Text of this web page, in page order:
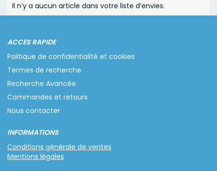
Il n’y a aucun article dans votre liste d’envies.
ACCES RAPIDE
Politique de confidentialité et cookies
Termes de recherche
Recherche Avancée
Commandes et retours
Nous contacter
INFORMATIONS
Conditions générale de ventes
Mentions légales